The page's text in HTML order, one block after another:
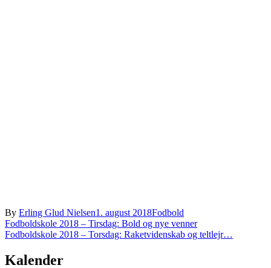
By Erling Glud Nielsen1. august 2018Fodbold
Indlægsnavigation
Fodboldskole 2018 – Tirsdag: Bold og nye venner
Fodboldskole 2018 – Torsdag: Raketvidenskab og teltlejr…
Kalender